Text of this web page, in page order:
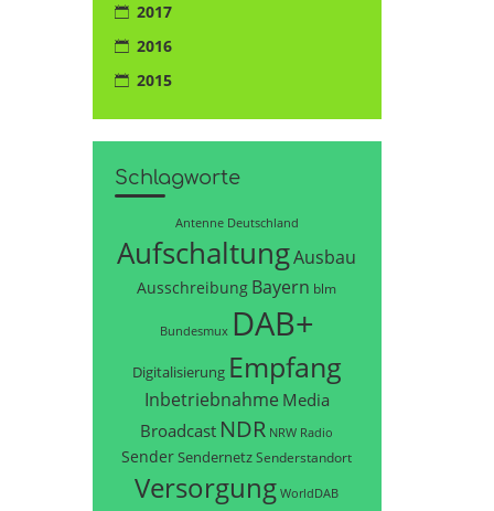
2017
2016
2015
Schlagworte
Antenne Deutschland
AufschaltungAusbau
Ausschreibung Bayern blm
Bundesmux DAB+
Digitalisierung Empfang
Inbetriebnahme Media
Broadcast NDR NRW Radio
SenderSendernetzSenderstandort
Versorgung WorldDAB